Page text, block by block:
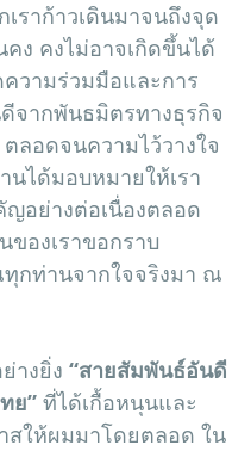
ราก้าวเดินมาจนถึงจุด
ง คงไม่อาจเกิดขึ้นได้
วามร่วมมือและการ
จากพันธมิตรทางธุรกิจ
ลอดจนความไว้วางใจ
ได้มอบหมายให้เรา
ญอย่างต่อเนื่องตลอด
ของเราขอกราบ
กท่านจากใจจริงมา ณ
างยิ่ง “สายสัมพันธ์อันดี
ย” ที่ได้เกื้อหนุนและ
สให้ผมมาโดยตลอด ใน